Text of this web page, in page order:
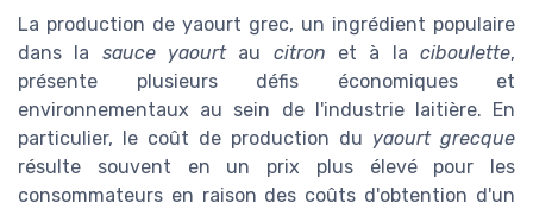
La production de yaourt grec, un ingrédient populaire
dans la sauce yaourtau citron et à laciboulette,
présente plusieurs défis économiques et
environnementaux au sein de l'industrie laitière. En
particulier, le coût de production du yaourt grecque
résulte souvent en un prix plus élevé pour les
consommateurs en raison des coûts d'obtention d'un